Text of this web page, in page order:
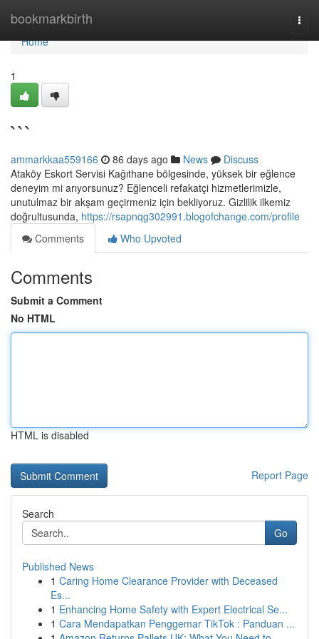
bookmarkbirth
Home
Home
1
```
ammarkkaa559166 86 days ago News
Discuss
Ataköy Eskort Servisi Kağıthane bölgesinde, yüksek bir eğlence
deneyim mi arıyorsunuz? Eğlenceli refakatçi hizmetlerimizle,
unutulmaz bir akşam geçirmeniz için bekliyoruz. Gizlilik ilkemiz
doğrultusunda, https://rsapnqg302991.blogofchange.com/profile
Comments
Who Upvoted
Comments
Submit a Comment
No HTML
HTML is disabled
Report Page
Search
Go
Published News
1 Caring Home Clearance Provider with Deceased
Es...
1 Enhancing Home Safety with Expert Electrical Se...
1 Cara Mendapatkan Penggemar TikTok : Panduan ...